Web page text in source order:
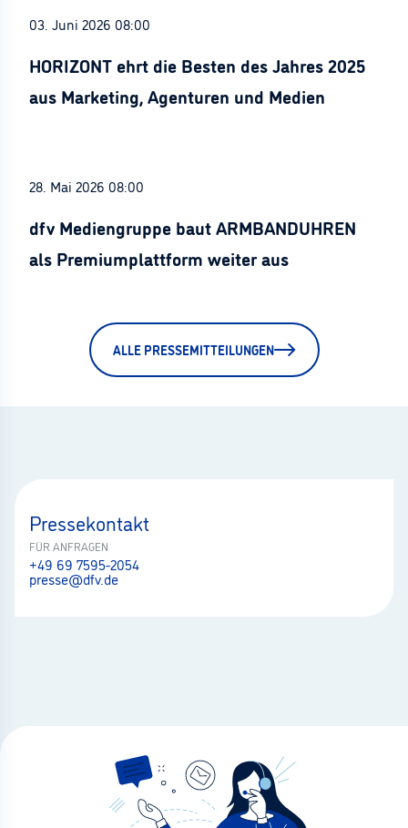
03. Juni 2026 08:00
HORIZONT ehrt die Besten des Jahres 2025
aus Marketing, Agenturen und Medien
28. Mai 2026 08:00
dfv Mediengruppe baut ARMBANDUHREN
als Premiumplattform weiter aus
ALLE PRESSEMITTEILUNGEN
Pressekontakt
FÜR ANFRAGEN
+49 69 7595-2054
presse@dfv.de